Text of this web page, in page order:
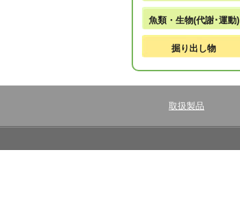
魚類・生物(代謝･運動)
掘り出し物
取扱製品